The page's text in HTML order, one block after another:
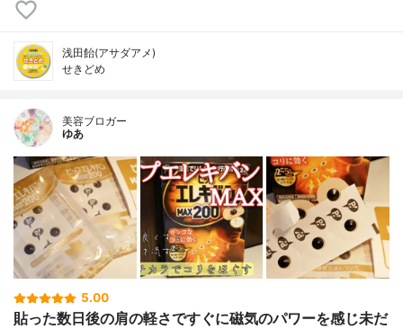
浅田飴(アサダアメ)
せきどめ
美容ブロガー
ゆあ
5.00
貼った数日後の肩の軽さですぐに磁気のパワーを感じ未だ